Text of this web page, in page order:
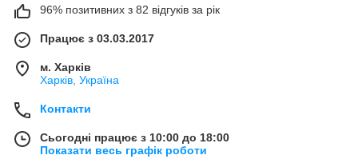
96% позитивних з 82 відгуків за рік
Працює з 03.03.2017
м. Харків
Харків, Україна
Контакти
Сьогодні працює з 10:00 до 18:00
Показати весь графік роботи